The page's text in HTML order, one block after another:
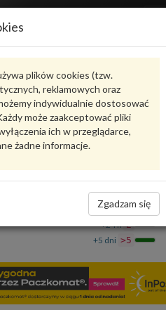
plików cookies (tzw.
reklamowych oraz
indywidualnie dostosować
może zaakceptować pliki
ich w przeglądarce,
żadne informacje.
Zgadzam się
SKODA
4M0805803A VAG
Dostępność
Wrocław 0
+24 h 2
+5 dni >5